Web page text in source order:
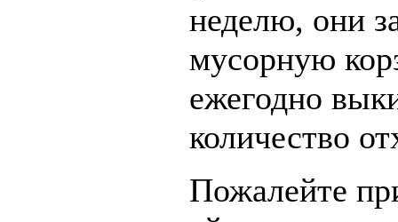
неделю, они
мусорную
ежегодно
количество
Пожалейте